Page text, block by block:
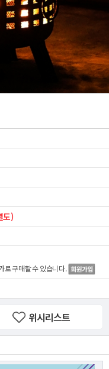
도)
로 구매할 수 있습니다.
위시리스트